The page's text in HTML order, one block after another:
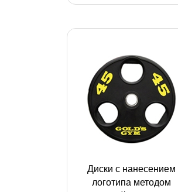
Диски с нанесением
логотипа методом